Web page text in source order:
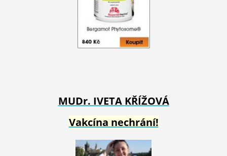
MUDr. IVETA KŘÍŽOVÁ
Vakcína nechrání!